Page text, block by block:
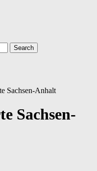
Search
Sachsen-Anhalt
Sachsen-